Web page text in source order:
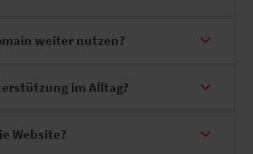
weiter nutzen?
im Alltag?
Website?